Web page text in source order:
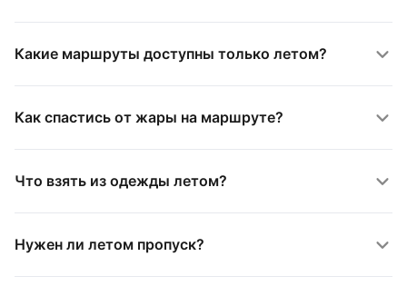
Какие маршруты доступны только летом?
Как спастись от жары на маршруте?
Что взять из одежды летом?
Нужен ли летом пропуск?